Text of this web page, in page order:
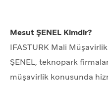
Mesut ŞENEL Kimdir?
IFASTURK Mali
ŞENEL, teknopark
müşavirlik konusunda